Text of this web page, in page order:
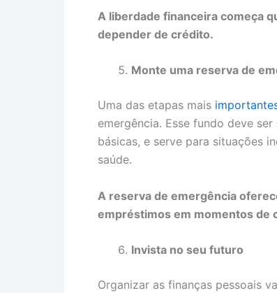
A liberdade financeira começa
depender de crédito.
Monte uma reserva de
Uma das etapas mais
emergência. Esse fundo deve
básicas, e serve para situações
saúde.
A reserva de emergência
empréstimos em momentos de
Invista no seu futuro
Organizar as finanças pessoais